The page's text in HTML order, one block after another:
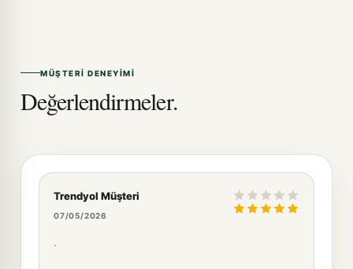
MÜŞTERI DENEYIMI
Değerlendirmeler.
Trendyol Müşteri
07/05/2026
.